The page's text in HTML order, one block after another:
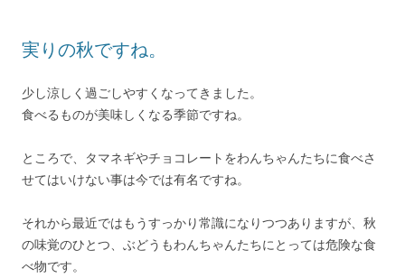
実りの秋ですね。
少し涼しく過ごしやすくなってきました。
食べるものが美味しくなる季節ですね。
ところで、タマネギやチョコレートをわんちゃんたちに食べさ
せてはいけない事は今では有名ですね。
それから最近ではもうすっかり常識になりつつありますが、秋
の味覚のひとつ、ぶどうもわんちゃんたちにとっては危険な食
べ物です。